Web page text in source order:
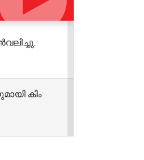
കിം